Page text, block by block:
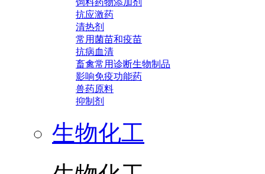
饲料药物添加剂
抗应激药
清热剂
常用菌苗和疫苗
抗病血清
畜禽常用诊断生物制品
影响免疫功能药
兽药原料
抑制剂
生物化工